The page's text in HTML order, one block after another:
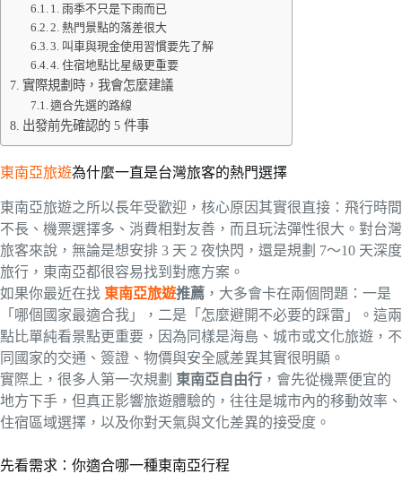
1. 雨季不只是下雨而已
2. 熱門景點的落差很大
3. 叫車與現金使用習慣要先了解
4. 住宿地點比星級更重要
實際規劃時，我會怎麼建議
適合先選的路線
出發前先確認的 5 件事
東南亞旅遊為什麼一直是台灣旅客的熱門選擇
東南亞旅遊之所以長年受歡迎，核心原因其實很直接：飛行時間
不長、機票選擇多、消費相對友善，而且玩法彈性很大。對台灣
旅客來說，無論是想安排 3 天 2 夜快閃，還是規劃 7～10 天深度
旅行，東南亞都很容易找到對應方案。
如果你最近在找 東南亞旅遊推薦 ，大多會卡在兩個問題：一是
「哪個國家最適合我」，二是「怎麼避開不必要的踩雷」。這兩
點比單純看景點更重要，因為同樣是海島、城市或文化旅遊，不
同國家的交通、簽證、物價與安全感差異其實很明顯。
實際上，很多人第一次規劃 東南亞自由行 ，會先從機票便宜的
地方下手，但真正影響旅遊體驗的，往往是城市內的移動效率、
住宿區域選擇，以及你對天氣與文化差異的接受度。
先看需求：你適合哪一種東南亞行程